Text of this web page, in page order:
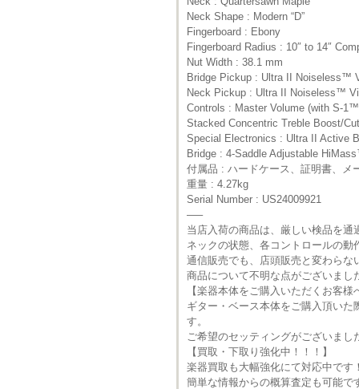
Neck Shape : Modern “D”
Fingerboard : Ebony
Fingerboard Radius : 10″ to 14″
Nut Width : 38.1 mm
Bridge Pickup : Ultra II Noiseless™
Neck Pickup : Ultra II Noiseless™
Controls : Master Volume (with S-
Stacked Concentric Treble Boost/
Special Electronics : Ultra II Active
Bridge : 4-Saddle Adjustable
付属品 : ハードケース、証明書、メ
重量 : 4.27kg
Serial Number : US24009921
—–
当店入荷の商品は、厳しい検品を通
ネックの状態、各コントロールの
通信販売でも、店頭販売と変わら
商品について不明な点がございま
【楽器本体をご購入いただくお客様
ギター・ベース本体をご購入頂い
す。
ご希望のセッティングがございま
【買取・下取り強化中！！！】
楽器買取も大幅強化にて対応中で
簡単な情報からの概算査定も可能